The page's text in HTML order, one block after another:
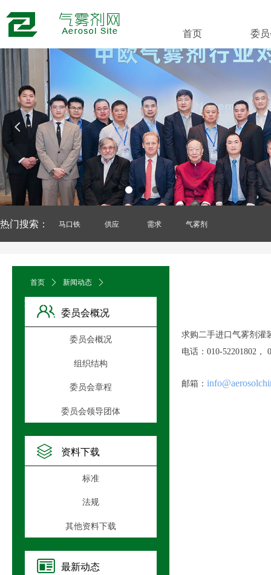
넳
首页 委
热门搜索： 马口铁 供应 需求 气雾剂
求购二手进口气雾剂灌
电话：010-52201802，
邮箱：
首页 ꄲ 新闻动态 ꄲ
文章详情页
委员会概况
委员会概况
组织结构
委员会章程
委员会领导团体
资料下载
标准
法规
其他资料下载
最新动态